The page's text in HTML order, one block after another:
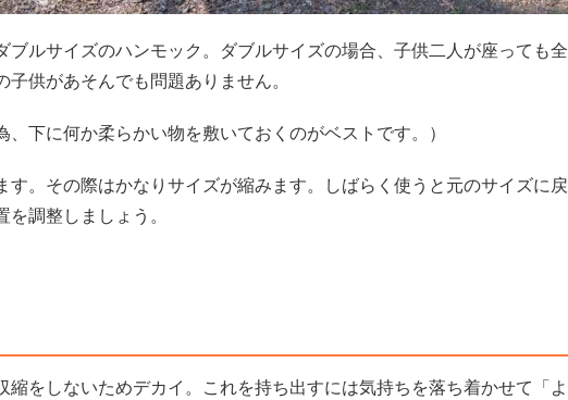
ブルサイズのハンモック。ダブルサイズの場合、子供二人が座っても全
供があそんでも問題ありません。
、下に何か柔らかい物を敷いておくのがベストです。）
す。その際はかなりサイズが縮みます。しばらく使うと元のサイズに戻
を調整しましょう。
縮をしないためデカイ。これを持ち出すには気持ちを落ち着かせて「よ